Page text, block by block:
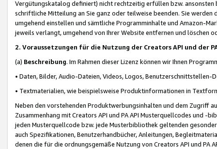
Vergütungskatalog definiert) nicht rechtzeitig erfüllen bzw. ansonsten
schriftliche Mitteilung an Sie ganz oder teilweise beenden. Sie werden
umgehend einstellen und sämtliche Programminhalte und Amazon-
jeweils verlangt, umgehend von Ihrer Website entfernen und löschen
2. Voraussetzungen für die Nutzung der Creators API und der
(a) Beschreibung. Im Rahmen dieser Lizenz können wir Ihnen
• Daten, Bilder, Audio-Dateien, Videos, Logos, Benutzerschnittstellen-
• Textmaterialien, wie beispielsweise Produktinformationen in
Neben den vorstehenden Produktwerbungsinhalten und dem Zugriff
Zusammenhang mit Creators API und PA API Musterquellcodes und
jeden Musterquellcode bzw. jede Musterbibliothek geltenden
auch Spezifikationen, Benutzerhandbücher, Anleitungen,
denen die für die ordnungsgemäße Nutzung von Creators API und PA